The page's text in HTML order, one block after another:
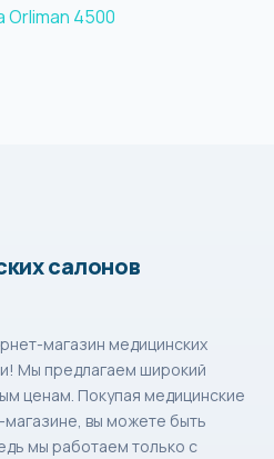
4500
салонов
магазин медицинских
Мы предлагаем широкий
ценам. Покупая медицинские
вы можете быть
мы работаем только с